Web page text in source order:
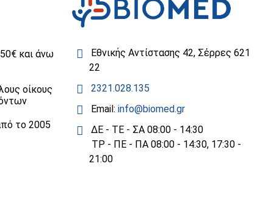
και άνω
οίκους
το 2005
Εθνικής Αντίστασης 42, Σέρρες 621
22
2321.028.135
Email: info@biomed.gr
ΔΕ - ΤΕ - ΣΑ 08:00 - 14:30
ΤΡ - ΠΕ - ΠΑ 08:00 - 14:30, 17:30 -
21:00